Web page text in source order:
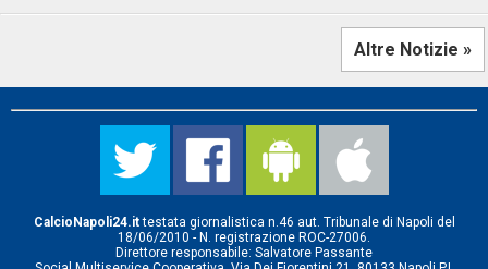
Altre Notizie »
CalcioNapoli24.ittestata giornalistica n.46 aut. Tribunale di Napoli del
18/06/2010 - N. registrazione ROC-27006.
Direttore responsabile: Salvatore Passante